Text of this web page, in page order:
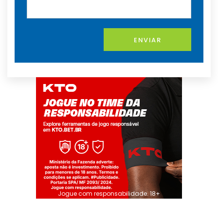
ENVIAR
Jogue com responsabilidade. 18+